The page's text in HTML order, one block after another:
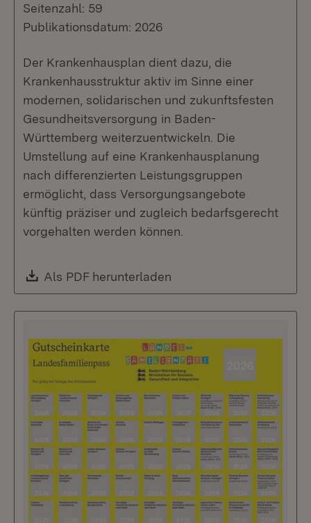
Seitenzahl: 59
Publikationsdatum: 2026
Der Krankenhausplan dient dazu, die
Krankenhausstruktur aktiv im Sinne einer
modernen, solidarischen und zukunftsfesten
Gesundheitsversorgung in Baden-
Württemberg weiterzuentwickeln. Die
Umstellung auf eine Krankenhausplanung
nach differenzierten Leistungsgruppen
ermöglicht, dass Versorgungsangebote
künftig präziser und zugleich bedarfsgerecht
vorgehalten werden können.
Download:
Als PDF herunterladen